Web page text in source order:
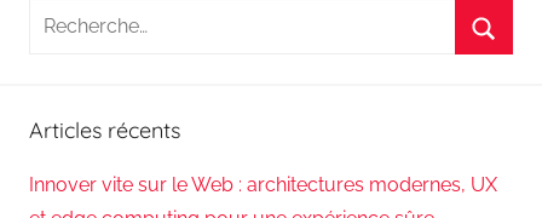
Recherche
Articles récents
Innover vite sur le Web : architectures modernes, UX